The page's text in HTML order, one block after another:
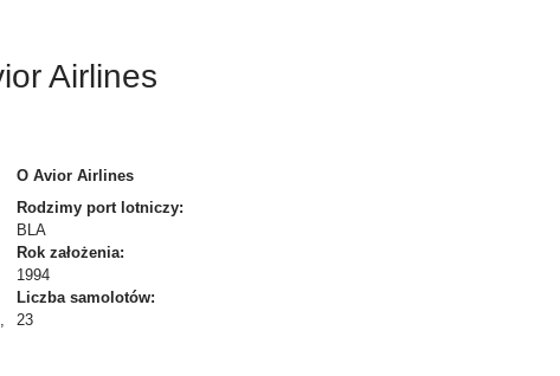
Airlines
O Avior Airlines
Rodzimy port lotniczy:
BLA
Rok założenia:
1994
Liczba samolotów:
23